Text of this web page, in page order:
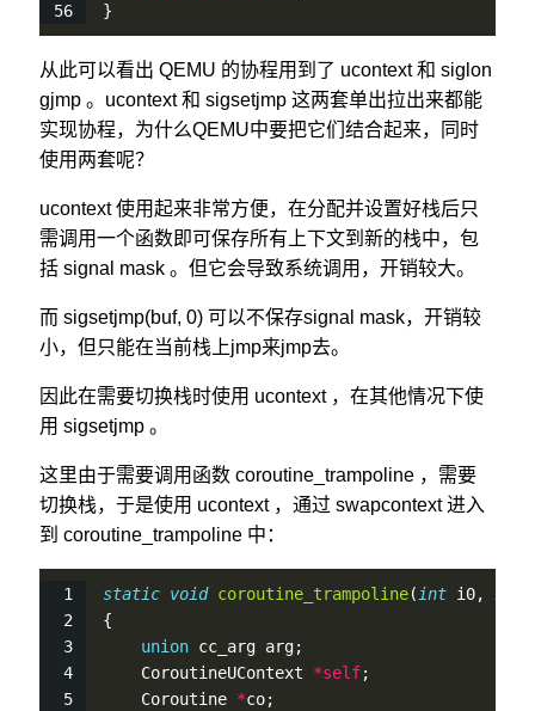
}
从此可以看出 QEMU 的协程用到了 ucontext 和 siglon
gjmp 。ucontext 和 sigsetjmp 这两套单出拉出来都能
实现协程，为什么QEMU中要把它们结合起来，同时
使用两套呢？
ucontext 使用起来非常方便，在分配并设置好栈后只
需调用一个函数即可保存所有上下文到新的栈中，包
括 signal mask 。但它会导致系统调用，开销较大。
而 sigsetjmp(buf, 0) 可以不保存signal mask，开销较
小，但只能在当前栈上jmp来jmp去。
因此在需要切换栈时使用 ucontext ，在其他情况下使
用 sigsetjmp 。
这里由于需要调用函数 coroutine_trampoline ，需要
切换栈，于是使用 ucontext ，通过 swapcontext 进入
到 coroutine_trampoline 中：
static void coroutine_trampoline(int i0, int
{
union cc_arg arg;
    CoroutineUContext
*self;
    Coroutine
*co;